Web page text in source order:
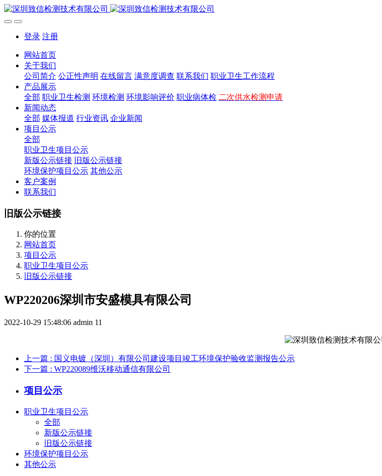
登录 注册
网站首页
关于我们
公司简介 公正性声明 在线留言 满意度调查 联系我们 职业卫生工作流程
产品展示
全部 职业卫生检测 环境检测 环境影响评价 职业病体检 二次供水检测申请
新闻动态
全部 媒体报道 行业资讯 企业新闻
项目公示
全部
职业卫生项目公示
新版公示链接
旧版公示链接
环境保护项目公示 其他公示
客户案例
联系我们
旧版公示链接
你的位置
网站首页
项目公示
职业卫生项目公示
旧版公示链接
WP220206深圳市安盛模具有限公司
2022-10-29 15:48:06 admin 11
上一篇 : 国义电镀（深圳）有限公司建设项目竣工环境保护验收监测报告公示
下一篇 : WP220089维沃移动通信有限公司
项目公示
职业卫生项目公示
全部
新版公示链接
旧版公示链接
环境保护项目公示
其他公示